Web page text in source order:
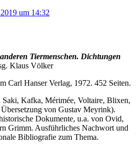
um 14:32
Tiermenschen. Dichtungen
Klaus Völker
Carl Hanser Verlag, 1972. 452 Seiten.
Saki, Kafka, Mérimée, Voltaire, Blixen,
von Gustav Meyrink).
Dokumente, u.a. von Ovid,
Grimm. Ausführliches Nachwort und
Bibliografie zum Thema.